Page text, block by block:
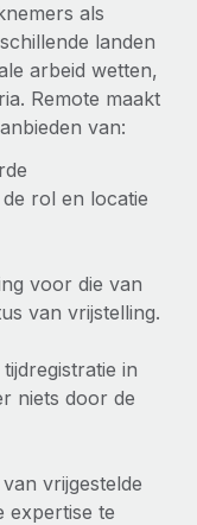
als
landen
arbeid wetten,
Remote maakt
van:
rol en locatie
voor die van
van vrijstelling.
in
niets door de
vrijgestelde
expertise te